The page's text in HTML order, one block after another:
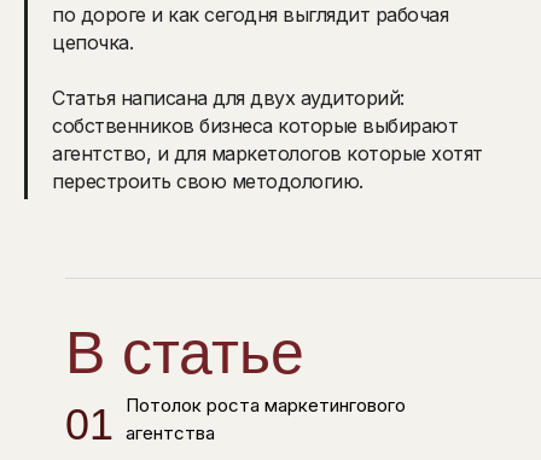
по дороге и как сегодня выглядит рабочая
цепочка.
Статья написана для двух аудиторий:
собственников бизнеса которые выбирают
агентство, и для маркетологов которые хотят
перестроить свою методологию.
В статье
01
Потолок роста маркетингового
агентства